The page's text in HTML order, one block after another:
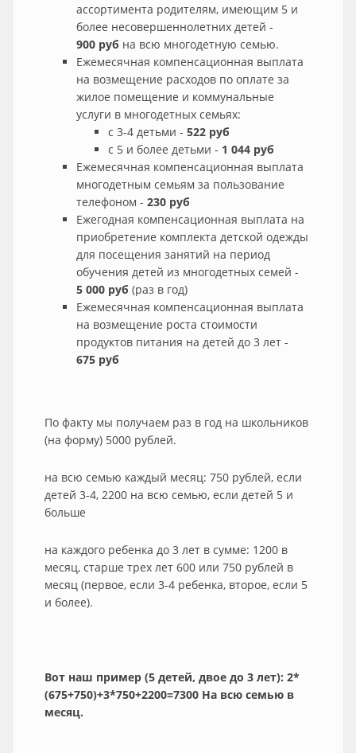
ассортимента родителям, имеющим 5 и
более несовершеннолетних детей -
900 руб на всю многодетную семью.
Ежемесячная компенсационная выплата
на возмещение расходов по оплате за
жилое помещение и коммунальные
услуги в многодетных семьях:
с 3-4 детьми - 522 руб
с 5 и более детьми - 1 044 руб
Ежемесячная компенсационная выплата
многодетным семьям за пользование
телефоном - 230 руб
Ежегодная компенсационная выплата на
приобретение комплекта детской одежды
для посещения занятий на период
обучения детей из многодетных семей -
5 000 руб (раз в год)
Ежемесячная компенсационная выплата
на возмещение роста стоимости
продуктов питания на детей до 3 лет -
675 руб
По факту мы получаем раз в год на школьников
(на форму) 5000 рублей.
на всю семью каждый месяц: 750 рублей, если
детей 3-4, 2200 на всю семью, если детей 5 и
больше
на каждого ребенка до 3 лет в сумме: 1200 в
месяц, старше трех лет 600 или 750 рублей в
месяц (первое, если 3-4 ребенка, второе, если 5
и более).
Вот наш пример (5 детей, двое до 3 лет): 2*
(675+750)+3*750+2200=7300 На всю семью в
месяц.